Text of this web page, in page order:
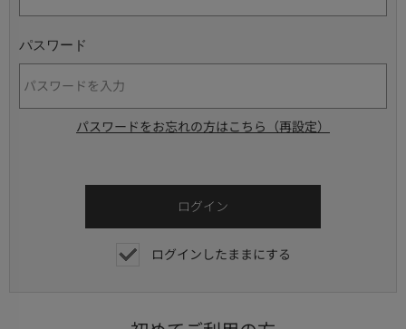
パスワード
パスワードをお忘れの方はこちら（再設定）
ログインしたままにする